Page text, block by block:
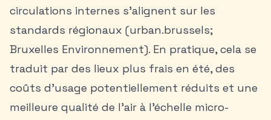
circulations internes s’alignent sur les
standards régionaux (urban.brussels;
Bruxelles Environnement). En pratique, cela se
traduit par des lieux plus frais en été, des
coûts d’usage potentiellement réduits et une
meilleure qualité de l’air à l’échelle micro-